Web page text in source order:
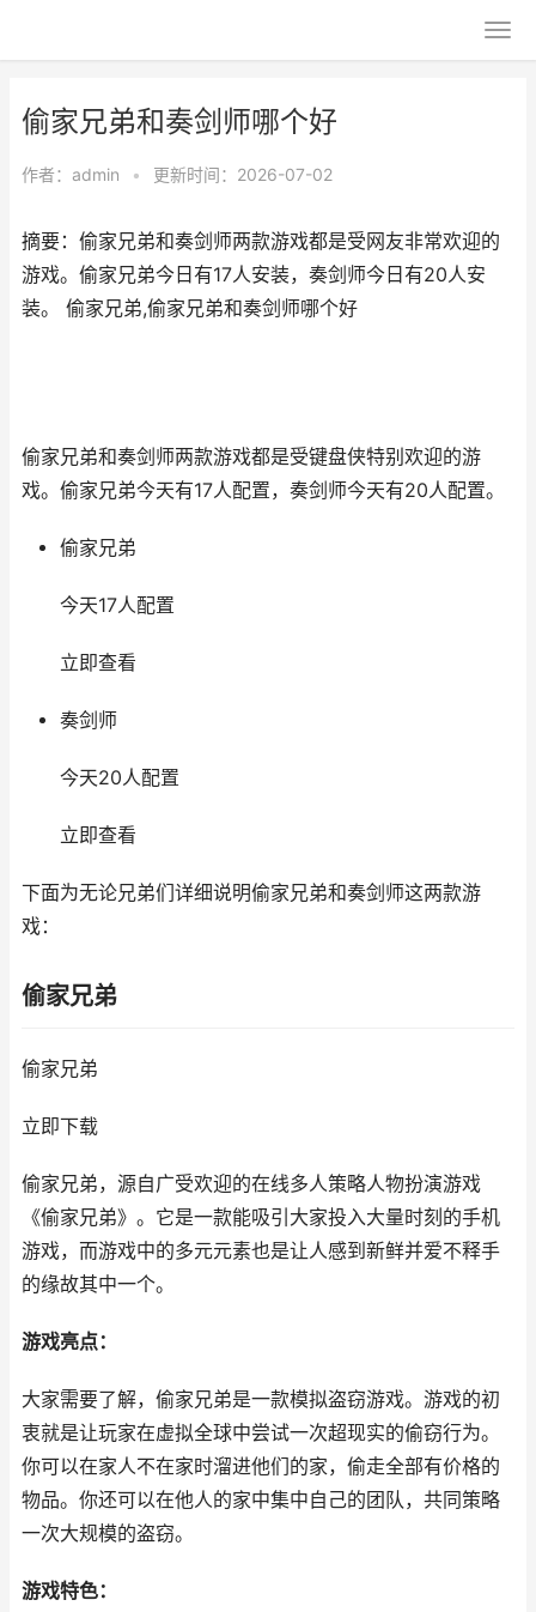
偷家兄弟和奏剑师哪个好
作者： admin • 更新时间：2026-07-02
摘要：偷家兄弟和奏剑师两款游戏都是受网友非常欢迎的
游戏。偷家兄弟今日有17人安装，奏剑师今日有20人安
装。 偷家兄弟,偷家兄弟和奏剑师哪个好
偷家兄弟和奏剑师两款游戏都是受键盘侠特别欢迎的游
戏。偷家兄弟今天有17人配置，奏剑师今天有20人配置。
偷家兄弟
今天17人配置
立即查看
奏剑师
今天20人配置
立即查看
下面为无论兄弟们详细说明偷家兄弟和奏剑师这两款游
戏：
偷家兄弟
偷家兄弟
立即下载
偷家兄弟，源自广受欢迎的在线多人策略人物扮演游戏
《偷家兄弟》。它是一款能吸引大家投入大量时刻的手机
游戏，而游戏中的多元元素也是让人感到新鲜并爱不释手
的缘故其中一个。
游戏亮点：
大家需要了解，偷家兄弟是一款模拟盗窃游戏。游戏的初
衷就是让玩家在虚拟全球中尝试一次超现实的偷窃行为。
你可以在家人不在家时溜进他们的家，偷走全部有价格的
物品。你还可以在他人的家中集中自己的团队，共同策略
一次大规模的盗窃。
游戏特色：